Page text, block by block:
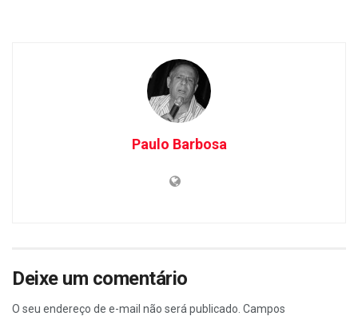
Paulo Barbosa
Deixe um comentário
O seu endereço de e-mail não será publicado. Campos